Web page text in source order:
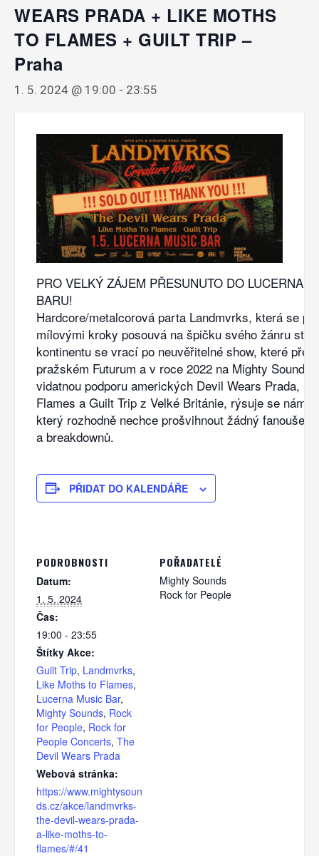
WEARS PRADA + LIKE MOTHS
TO FLAMES + GUILT TRIP –
Praha
1. 5. 2024 @ 19:00 - 23:55
PRO VELKÝ ZÁJEM PŘESUNUTO DO LUCERNA
BARU!
Hardcore/metalcorová parta Landmvrks, která se
mílovými kroky posouvá na špičku svého žánru
kontinentu se vrací po neuvěřitelné show, které
pražském Futurum a v roce 2022 na Mighty
vidatnou podporu amerických Devil Wears Prada,
Flames a Guilt Trip z Velké Británie, rýsuje se nám
který rozhodně nechce prošvihnout žádný fanoušek
a breakdownů.
PŘIDAT DO KALENDÁŘE
PODROBNOSTI
Datum:
1. 5. 2024
Čas:
19:00 - 23:55
Štítky Akce:
Guilt Trip, Landmvrks,
Like Moths to Flames,
Lucerna Music Bar,
Mighty Sounds, Rock
for People, Rock for
People Concerts, The
Devil Wears Prada
Webová stránka:
https://www.mightysoun
ds.cz/akce/landmvrks-
the-devil-wears-prada-
a-like-moths-to-
flames/#/41
POŘADATELÉ
Mighty Sounds
Rock for People